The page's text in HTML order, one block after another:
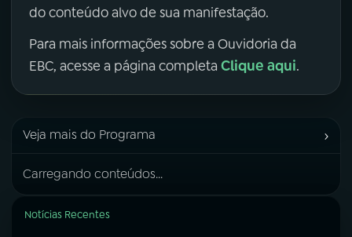
do conteúdo alvo de sua manifestação.
Para mais informações sobre a Ouvidoria da
EBC, acesse a página completa Clique aqui.
Veja mais do Programa ›
Carregando conteúdos...
Notícias Recentes